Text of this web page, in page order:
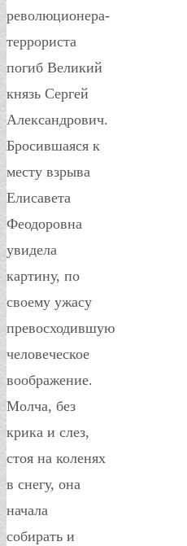
революционера-
террориста
погиб Великий
князь Сергей
Александрович.
Бросившаяся к
месту взрыва
Елисавета
Феодоровна
увидела
картину, по
своему ужасу
превосходившую
человеческое
воображение.
Молча, без
крика и слез,
стоя на коленях
в снегу, она
начала
собирать и